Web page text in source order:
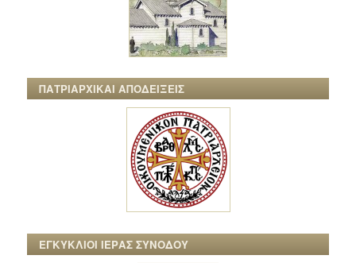
ΠΑΤΡΙΑΡΧΙΚΑΙ ΑΠΟΔΕΙΞΕΙΣ
ΕΓΚΥΚΛΙΟΙ ΙΕΡΑΣ ΣΥΝΟΔΟΥ